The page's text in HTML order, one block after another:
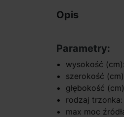
Opis
Parametry:
wysokość
szerokość
głębokość
rodzaj
max moc